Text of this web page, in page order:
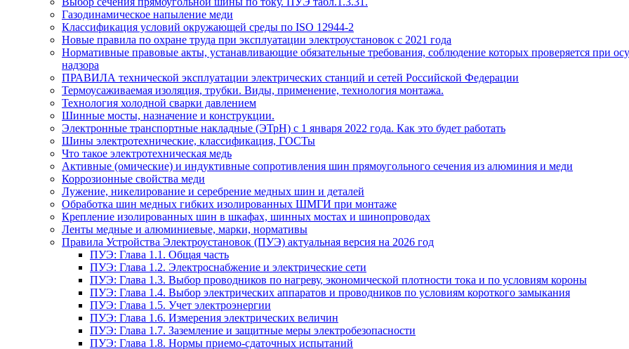
Газодинамическое напыление меди
Классификация условий окружающей среды по ISO 12944-2
Новые правила по охране труда при эксплуатации электроустановок с 2021 года
Нормативные правовые акты, устанавливающие обязательные требования, соблюдение которых проверяется при
надзора
ПРАВИЛА технической эксплуатации электрических станций и сетей Российской Федерации
Термоусаживаемая изоляция, трубки. Виды, применение, технология монтажа.
Технология холодной сварки давлением
Шинные мосты, назначение и конструкции.
Электронные транспортные накладные (ЭТрН) с 1 января 2022 года. Как это будет работать
Шины электротехнические, классификация, ГОСТы
Что такое электротехническая медь
Активные (омические) и индуктивные сопротивления шин прямоугольного сечения из алюминия и меди
Коррозионные свойства меди
Лужение, никелирование и серебрение медных шин и деталей
Обработка шин медных гибких изолированных ШМГИ при монтаже
Крепление изолированных шин в шкафах, шинных мостах и шинопроводах
Ленты медные и алюминиевые, марки, нормативы
Правила Устройства Электроустановок (ПУЭ) актуальная версия на 2026 год
ПУЭ: Глава 1.1. Общая часть
ПУЭ: Глава 1.2. Электроснабжение и электрические сети
ПУЭ: Глава 1.3. Выбор проводников по нагреву, экономической плотности тока и по условиям короны
ПУЭ: Глава 1.4. Выбор электрических аппаратов и проводников по условиям короткого замыкания
ПУЭ: Глава 1.5. Учет электроэнергии
ПУЭ: Глава 1.6. Измерения электрических величин
ПУЭ: Глава 1.7. Заземление и защитные меры электробезопасности
ПУЭ: Глава 1.8. Нормы приемо-сдаточных испытаний